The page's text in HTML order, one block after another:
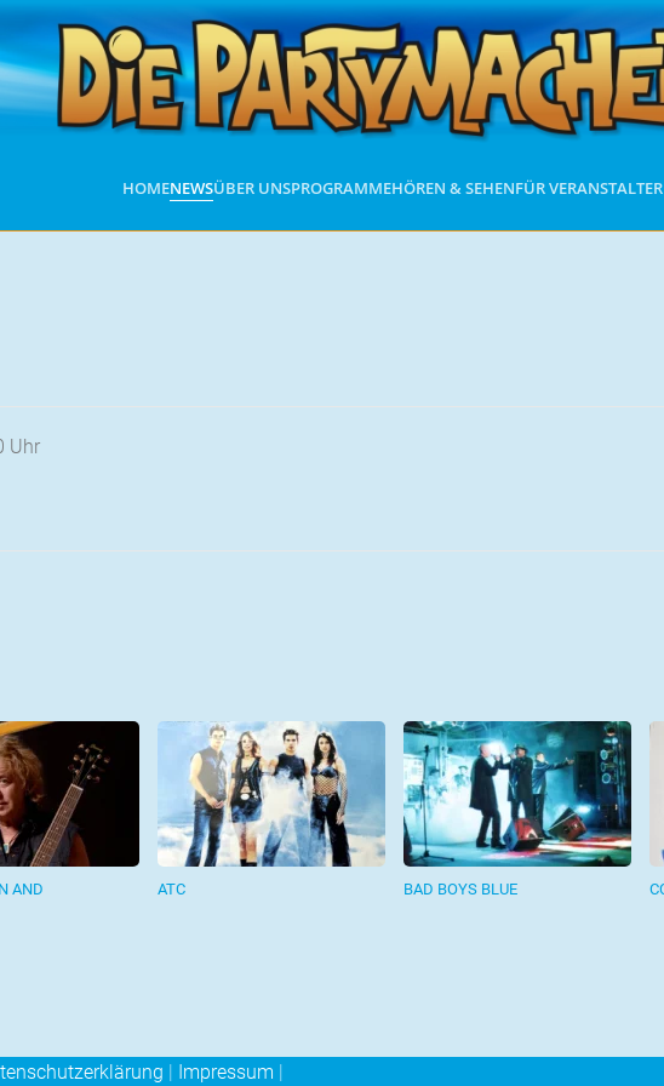
HOMENEWSÜBER UNSPROGRAMMEHÖREN & SEHENFÜR VERANSTALTER
Uhr
AND
ATC BAD BOYS BLUE
| Impressum |